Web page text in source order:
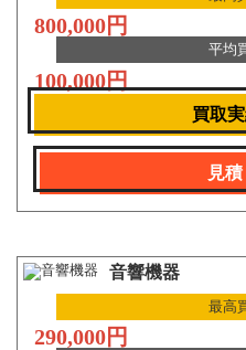
800,000円
平均
100,000円
買取
見
音響機器
最高
290,000円